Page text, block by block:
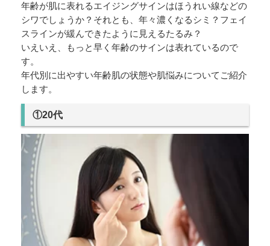
年齢が肌に表れるエイジングサインはほうれい線などの
シワでしょうか？それとも、年々濃くなるシミ？フェイ
スラインが緩んできたように見えるたるみ？
いえいえ、もっと早く年齢のサインは表れているので
す。
年代別に出やすい年齢肌の状態や肌悩みについてご紹介
します。
①20代